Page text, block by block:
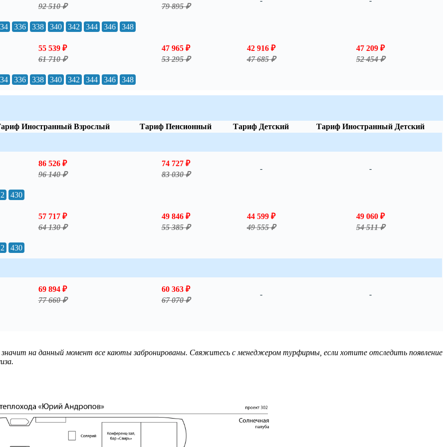
92 510 ₽ 79 895 ₽
336 338 340 342 344 346 348
55 539 ₽
61 710 ₽
47 965 ₽
53 295 ₽
42 916 ₽
47 685 ₽
47 209 ₽
52 454 ₽
336 338 340 342 344 346 348
Иностранный Взрослый Тариф Пенсионный Тариф Детский Тариф Иностранный Детский
86 526 ₽
96 140 ₽
74 727 ₽
83 030 ₽
- -
430
57 717 ₽
64 130 ₽
49 846 ₽
55 385 ₽
44 599 ₽
49 555 ₽
49 060 ₽
54 511 ₽
430
69 894 ₽
77 660 ₽
60 363 ₽
67 070 ₽
- -
на данный момент все каюты забронированы. Свяжитесь с менеджером турфирмы, если хотите отследить появление